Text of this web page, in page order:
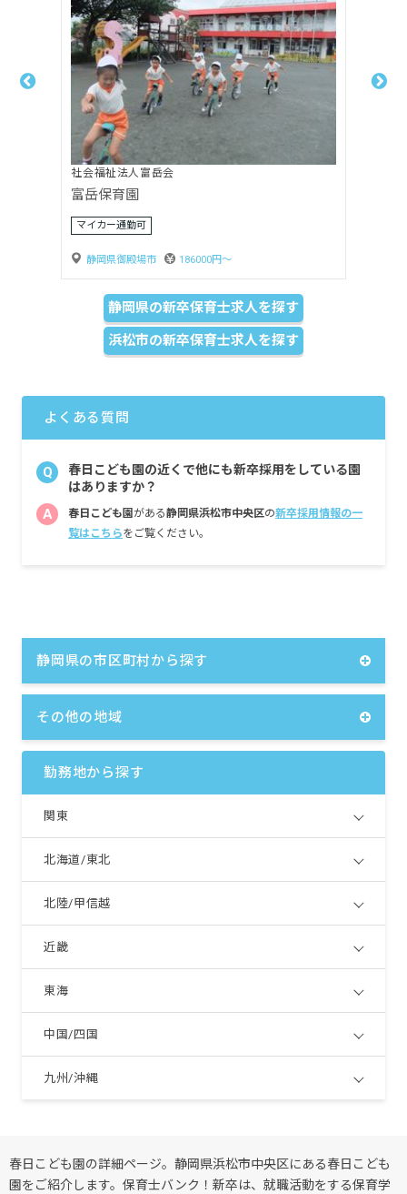
社会福祉法人嬰育会
月坂保育園
賞与3ヶ月以上
静岡県島田市
静岡県の新卒保育士求人を探す
浜松市の新卒保育士求人を探す
よくある質問
Q
春日こども園の近くで他にも新卒採用をしている園
はありますか？
A 春日こども園がある静岡県浜松市中央区の新卒採用情報の一
覧はこちらをご覧ください。
静岡県の市区町村から探す
その他の地域
勤務地から探す
関東
北海道/東北
北陸/甲信越
近畿
東海
中国/四国
九州/沖縄
春日こども園の詳細ページ。静岡県浜松市中央区にある春日こども
園をご紹介します。保育士バンク！新卒は、就職活動をする保育学